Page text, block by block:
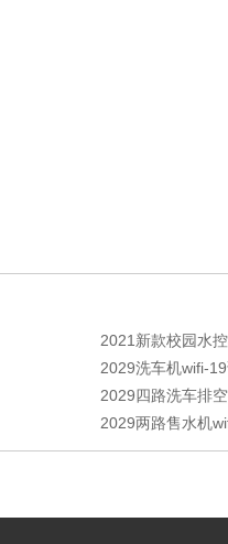
2021新款校园水
2029洗车机wifi-
2029四路洗车排
2029两路售水机